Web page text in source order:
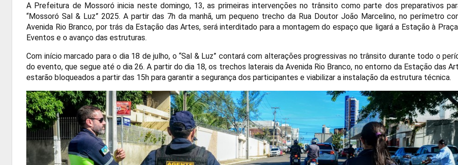
A Prefeitura de Mossoró inicia neste domingo, 13, as primeiras intervenções no trânsito como parte dos preparativos
“Mossoró Sal & Luz” 2025. A partir das 7h da manhã, um pequeno trecho da Rua Doutor João Marcelino, no perímetro
Avenida Rio Branco, por trás da Estação das Artes, será interditado para a montagem do espaço que ligará a Estação à
Eventos e o avanço das estruturas.
Com início marcado para o dia 18 de julho, o “Sal & Luz” contará com alterações progressivas no trânsito durante todo o
do evento, que segue até o dia 26. A partir do dia 18, os trechos laterais da Avenida Rio Branco, no entorno da Estação das
estarão bloqueados a partir das 15h para garantir a segurança dos participantes e viabilizar a instalação da estrutura técnica.